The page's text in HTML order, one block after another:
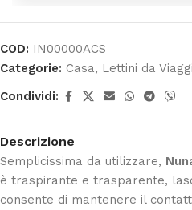
COD: IN00000ACS
Categorie: Casa, Lettini da
Condividi:
Descrizione
Semplicissima da utilizzare,
è traspirante e trasparente,
consente di mantenere il